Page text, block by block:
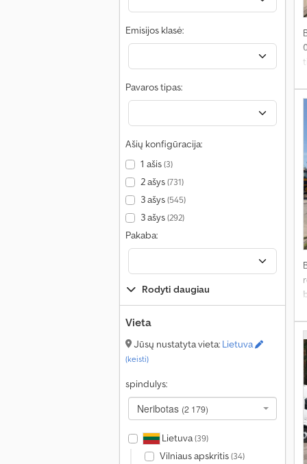
Emisijos klasė:
Pavaros tipas:
Ašių konfigūracija:
1 ašis(3)
2 ašys(731)
3 ašys(545)
3 ašys(292)
Pakaba:
Rodyti daugiau
Vieta
Jūsų nustatyta vieta: Lietuva
(keisti)
spindulys:
Neribotas (2 179)
Lietuva(39)
Vilniaus apskritis(34)